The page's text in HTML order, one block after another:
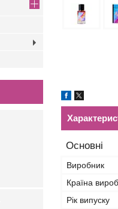
Основні
Виробник
Країна
Рік випуску